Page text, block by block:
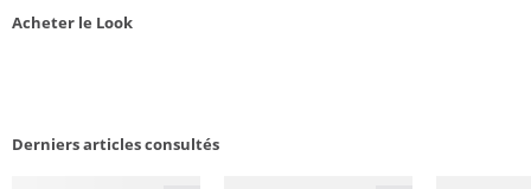
Acheter le Look
Derniers articles consultés